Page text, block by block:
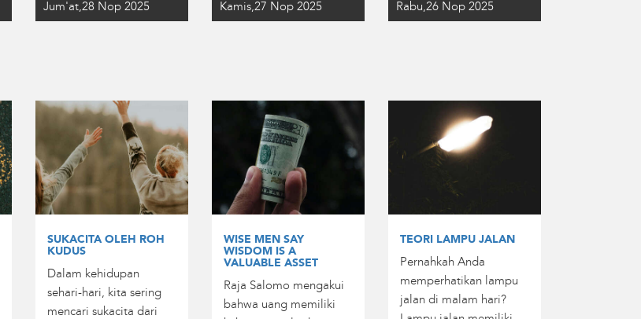
Jum'at,28 Nop 2025 Kamis,27 Nop 2025 Rabu,26 Nop 2025
SUKACITA OLEH ROH
KUDUS
Dalam kehidupan
sehari-hari, kita sering
mencari sukacita dari
WISE MEN SAY
WISDOM IS A
VALUABLE ASSET
Raja Salomo mengakui
bahwa uang memiliki
TEORI LAMPU JALAN
Pernahkah Anda
memperhatikan lampu
jalan di malam hari?